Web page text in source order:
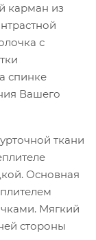
карман из
с
спинке
Вашего
ткани
Основная
Мягкий
стороны